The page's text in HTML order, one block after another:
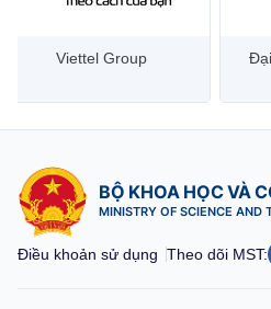
Viettel Group
BỘ KHOA HỌC VÀ
MINISTRY OF SCIENCE AND
Điều khoản sử dụng Theo dõi MST: